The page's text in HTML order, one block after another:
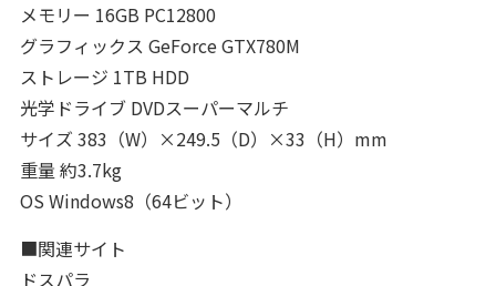
メモリー 16GB PC12800
グラフィックス GeForce GTX780M
ストレージ 1TB HDD
光学ドライブ DVDスーパーマルチ
サイズ 383（W）×249.5（D）×33（H）mm
重量 約3.7kg
OS Windows8（64ビット）
■関連サイト
ドスパラ